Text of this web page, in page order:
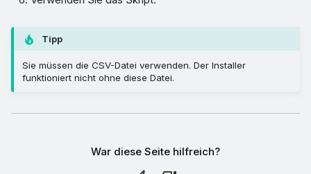
Tipp
Sie müssen die CSV-Datei verwenden. Der Installer
funktioniert nicht ohne diese Datei.
War diese Seite hilfreich?